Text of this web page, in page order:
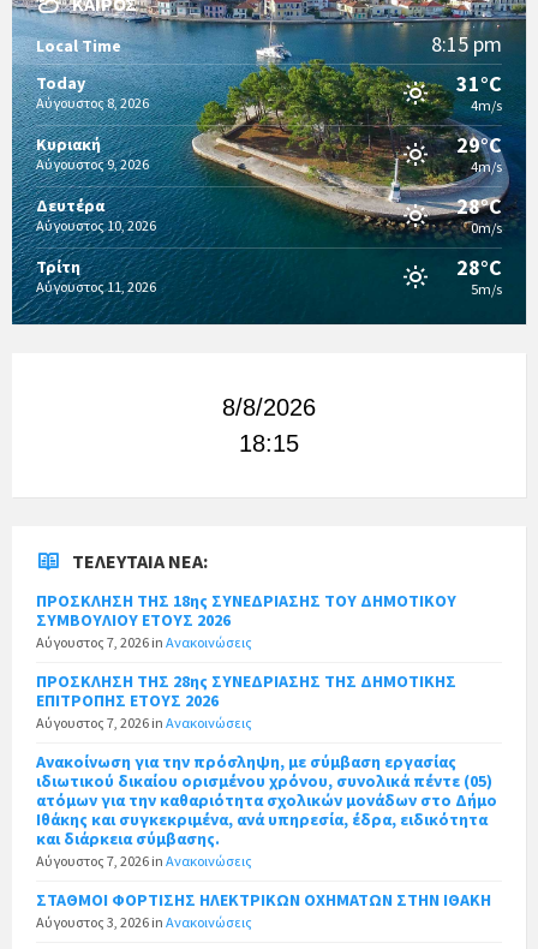
Local Time 8:15 pm
Today
Αύγουστος 8, 2026
31°C
4m/s
Κυριακή
Αύγουστος 9, 2026
29°C
4m/s
Δευτέρα
Αύγουστος 10, 2026
28°C
0m/s
Τρίτη
Αύγουστος 11, 2026
28°C
5m/s
8/8/2026
18:15
ΤΕΛΕΥΤΑΊΑ ΝΈΑ:
ΠΡΟΣΚΛΗΣΗ ΤΗΣ 18ης ΣΥΝΕΔΡΙΑΣΗΣ ΤΟΥ ΔΗΜΟΤΙΚΟΥ
ΣΥΜΒΟΥΛΙΟΥ ΕΤΟΥΣ 2026
Αύγουστος 7, 2026 in Ανακοινώσεις
ΠΡΟΣΚΛΗΣΗ ΤΗΣ 28ης ΣΥΝΕΔΡΙΑΣΗΣ ΤΗΣ ΔΗΜΟΤΙΚΗΣ
ΕΠΙΤΡΟΠΗΣ ΕΤΟΥΣ 2026
Αύγουστος 7, 2026 in Ανακοινώσεις
Ανακοίνωση για την πρόσληψη, με σύμβαση εργασίας
ιδιωτικού δικαίου ορισμένου χρόνου, συνολικά πέντε (05)
ατόμων για την καθαριότητα σχολικών μονάδων στο Δήμο
Ιθάκης και συγκεκριμένα, ανά υπηρεσία, έδρα, ειδικότητα
και διάρκεια σύμβασης.
Αύγουστος 7, 2026 in Ανακοινώσεις
ΣΤΑΘΜΟΙ ΦΟΡΤΙΣΗΣ ΗΛΕΚΤΡΙΚΩΝ ΟΧΗΜΑΤΩΝ ΣΤΗΝ ΙΘΑΚΗ
Αύγουστος 3, 2026 in Ανακοινώσεις